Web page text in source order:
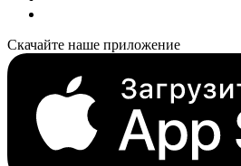
Скачайте наше приложение